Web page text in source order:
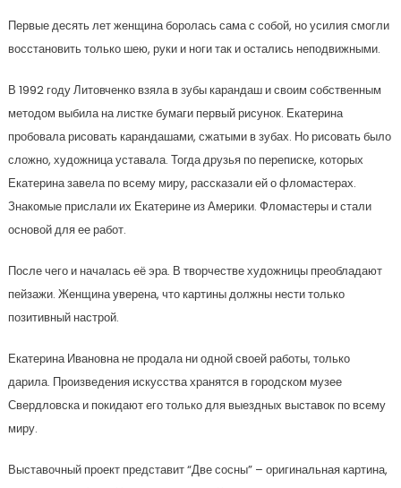
Первые десять лет женщина боролась сама с собой, но усилия смогли
восстановить только шею, руки и ноги так и остались неподвижными.
В 1992 году Литовченко взяла в зубы карандаш и своим собственным
методом выбила на листке бумаги первый рисунок. Екатерина
пробовала рисовать карандашами, сжатыми в зубах. Но рисовать было
сложно, художница уставала. Тогда друзья по переписке, которых
Екатерина завела по всему миру, рассказали ей о фломастерах.
Знакомые прислали их Екатерине из Америки. Фломастеры и стали
основой для ее работ.
После чего и началась её эра. В творчестве художницы преобладают
пейзажи. Женщина уверена, что картины должны нести только
позитивный настрой.
Екатерина Ивановна не продала ни одной своей работы, только
дарила. Произведения искусства хранятся в городском музее
Свердловска и покидают его только для выездных выставок по всему
миру.
Выставочный проект представит “Две сосны” – оригинальная картина,